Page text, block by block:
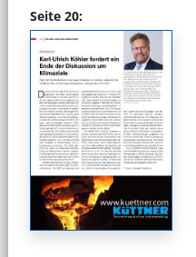
Seite 20: